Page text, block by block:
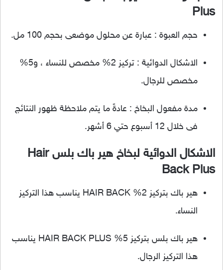
Plus
حجم العبوة : عبارة عن محلول موضعى بحجم 100 مل.
الاشكال الدوائية : تركيز 2% مخصص للنساء ، و5%
مخصص للرجال.
مدة مفعول البخاخ : عادةً ما يتم ملاحظة ظهور النتائج
فى خلال 12 أسبوع حتي 6 أشهر.
الاشكال الدوائية لبخاخ هير باك بلس Hair
Back Plus
هير باك بتركيز 2% HAIR BACK يناسب هذا التركيز
النساء.
هير باك بلس بتركيز 5% HAIR BACK PLUS يناسب
هذا التركيز الرجال.